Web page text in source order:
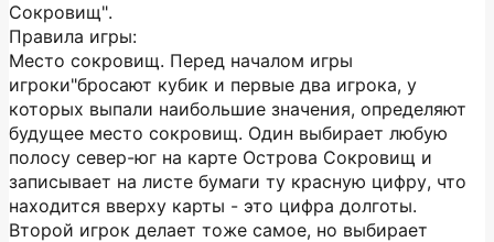
Сокровищ".
Правила игры:
Место сокровищ. Перед началом игры
игроки"бросают кубик и первые два игрока, у
которых выпали наибольшие значения, определяют
будущее место сокровищ. Один выбирает любую
полосу север-юг на карте Острова Сокровищ и
записывает на листе бумаги ту красную цифру, что
находится вверху карты - это цифра долготы.
Второй игрок делает тоже самое, но выбирает